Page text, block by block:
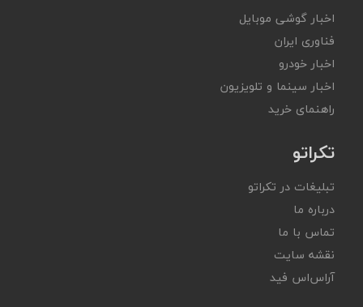
اخبار گوشی موبایل
فناوری ایران
اخبار خودرو
اخبار سینما و تلویزیون
راهنمای خرید
تکراتو
تبلیغات در تکراتو
درباره ما
تماس با ما
نقشه سایت
آر‌اس‌اس فید